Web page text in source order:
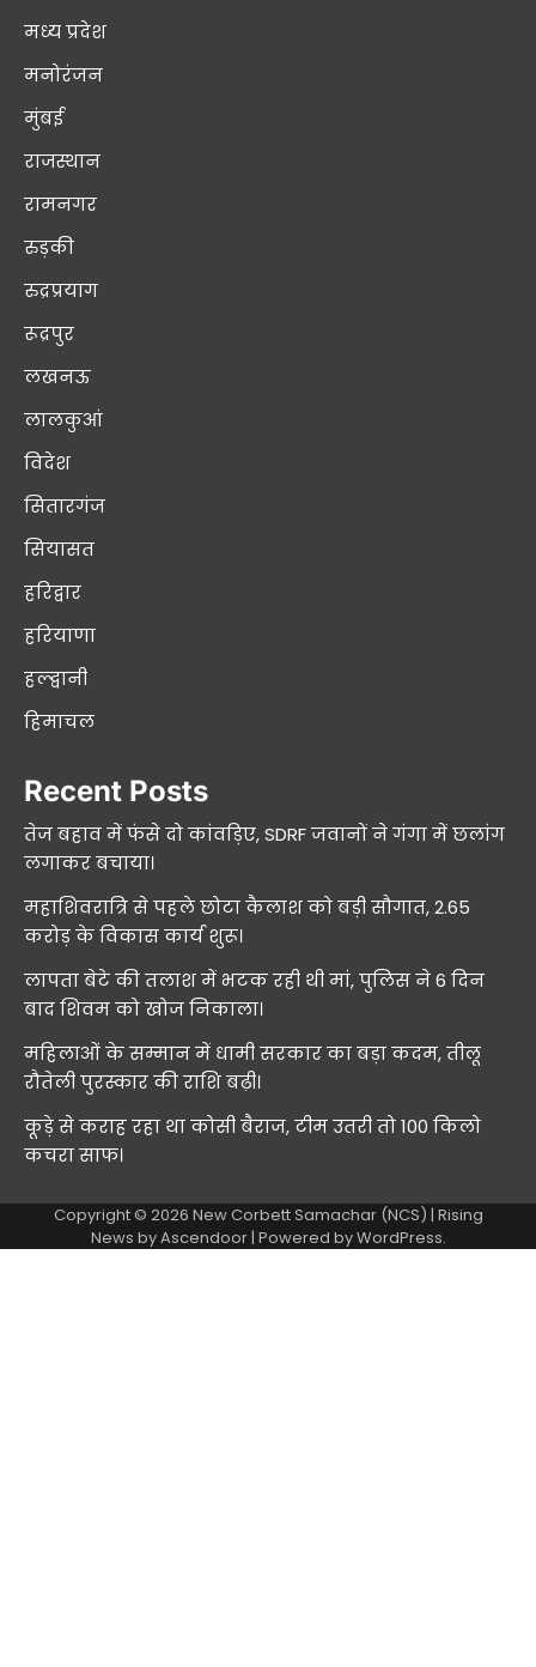
मध्य प्रदेश
मनोरंजन
मुंबई
राजस्थान
रामनगर
रुड़की
रुद्रप्रयाग
रूद्रपुर
लखनऊ
लालकुआं
विदेश
सितारगंज
सियासत
हरिद्वार
हरियाणा
हल्द्वानी
हिमाचल
Recent Posts
तेज बहाव में फंसे दो कांवड़िए, SDRF जवानों ने गंगा में छलांग
लगाकर बचाया।
महाशिवरात्रि से पहले छोटा कैलाश को बड़ी सौगात, 2.65
करोड़ के विकास कार्य शुरू।
लापता बेटे की तलाश में भटक रही थी मां, पुलिस ने 6 दिन
बाद शिवम को खोज निकाला।
महिलाओं के सम्मान में धामी सरकार का बड़ा कदम, तीलू
रौतेली पुरस्कार की राशि बढ़ी।
कूड़े से कराह रहा था कोसी बैराज, टीम उतरी तो 100 किलो
कचरा साफ।
Copyright © 2026 New Corbett Samachar (NCS) | Rising
News byAscendoor| Powered byWordPress.